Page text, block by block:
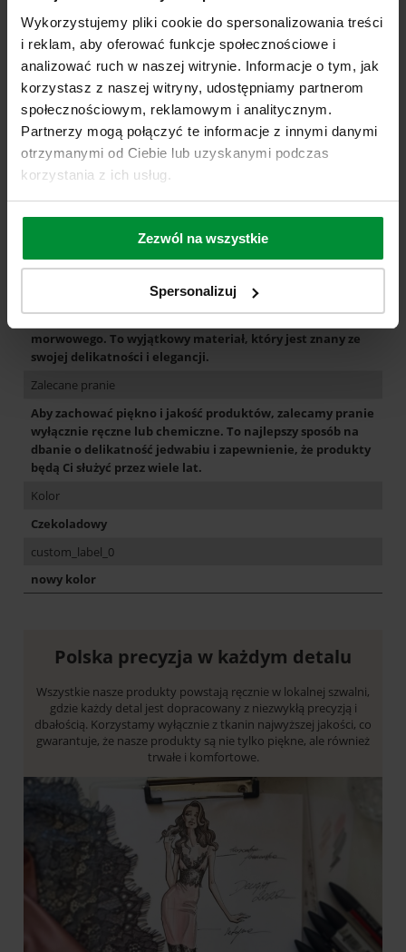
Wykorzystujemy pliki cookie do spersonalizowania treści
i reklam, aby oferować funkcje społecznościowe i
analizować ruch w naszej witrynie. Informacje o tym, jak
korzystasz z naszej witryny, udostępniamy partnerom
społecznościowym, reklamowym i analitycznym.
Partnerzy mogą połączyć te informacje z innymi danymi
otrzymanymi od Ciebie lub uzyskanymi podczas
korzystania z ich usług.
Zezwól na wszystkie
Spersonalizuj
Box Endorfinelli to również doskonały pomysł na prezent dla
siebie lub bliskiej osoby. To wyjątkowy gest, który doceni każdy
miłośnik zdrowego i komfortowego snu.
Materiał i pielęgnacja
Skład materiału
100% jedwab morwowy
Gramatura 19 m/m
gramaturze 19 m/m, co oznacza, że materiał jest nie tylko
wyjątkowo miękki, ale także trwały w użytkowaniu.
morwowego. To wyjątkowy materiał, który jest znany ze
swojej delikatności i elegancji.
Zalecane pranie
Aby zachować piękno i jakość produktów, zalecamy pranie
wyłącznie ręczne lub chemiczne. To najlepszy sposób na
dbanie o delikatność jedwabiu i zapewnienie, że produkty
będą Ci służyć przez wiele lat.
Kolor
Czekoladowy
custom_label_0
nowy kolor
Polska precyzja w każdym detalu
Wszystkie nasze produkty powstają ręcznie w lokalnej szwalni,
gdzie każdy detal jest dopracowany z niezwykłą precyzją i
dbałością. Korzystamy wyłącznie z tkanin najwyższej jakości, co
gwarantuje, że nasze produkty są nie tylko piękne, ale również
trwałe i komfortowe.